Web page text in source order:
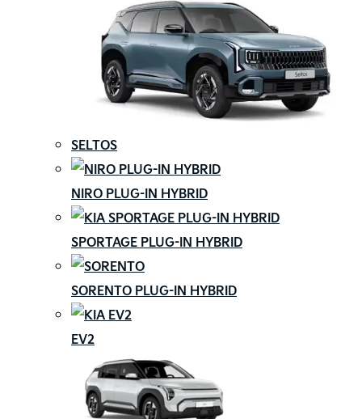
SELTOS
NIRO PLUG-IN HYBRID
SPORTAGE PLUG-IN HYBRID
SORENTO PLUG-IN HYBRID
EV2